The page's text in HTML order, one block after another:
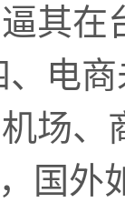
其在
电
场
国外